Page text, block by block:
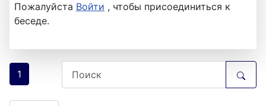
Пожалуйста Войти , чтобы присоединиться к
беседе.
1